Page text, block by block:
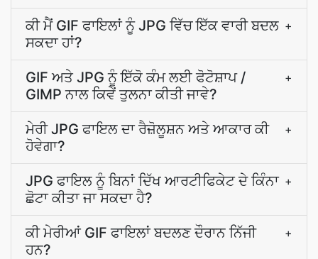
ਕੀ ਮੈਂ GIF ਫਾਇਲਾਂ ਨੂੰ JPG ਵਿੱਚ ਇੱਕ ਵਾਰੀ ਬਦਲ
ਸਕਦਾ ਹਾਂ?
+
GIF ਅਤੇ JPG ਨੂੰ ਇੱਕੋ ਕੰਮ ਲਈ ਫੋਟੋਸ਼ਾਪ /
GIMP ਨਾਲ ਕਿਵੇਂ ਤੁਲਨਾ ਕੀਤੀ ਜਾਵੇ?
+
ਮੇਰੀ JPG ਫਾਇਲ ਦਾ ਰੈਜ਼ੋਲੂਸ਼ਨ ਅਤੇ ਆਕਾਰ ਕੀ
ਹੋਵੇਗਾ?
+
JPG ਫਾਇਲ ਨੂੰ ਬਿਨਾਂ ਦਿੱਖ ਆਰਟੀਫਿਕੇਟ ਦੇ ਕਿੰਨਾ
ਛੋਟਾ ਕੀਤਾ ਜਾ ਸਕਦਾ ਹੈ?
+
ਕੀ ਮੇਰੀਆਂ GIF ਫਾਇਲਾਂ ਬਦਲਣ ਦੌਰਾਨ ਨਿੱਜੀ
ਹਨ?
+